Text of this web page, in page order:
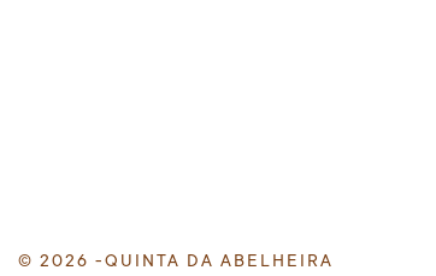
© 2026 -QUINTA DA ABELHEIRA